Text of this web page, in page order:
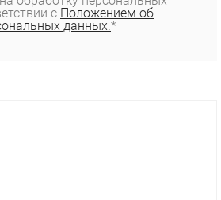
с Положением об
данных.*